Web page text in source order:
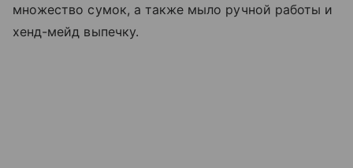
множество сумок, а также мыло ручной работы и
хенд-мейд выпечку.